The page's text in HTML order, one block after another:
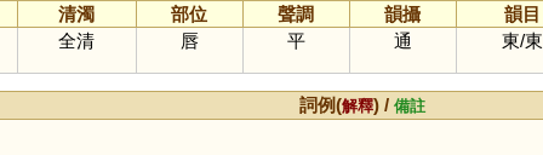
清濁 部位 聲調 韻攝 韻目
全清 唇 平 通 東/東
詞例(解釋) /備註